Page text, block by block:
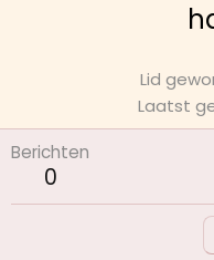
Lid
Laatst
Berichten
0